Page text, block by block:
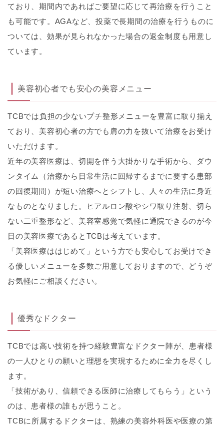
ており、期間内であればご要望に応じて再治療を行うこと
も可能です。AGAなど、投薬で長期間の治療を行うものに
ついては、効果が見られなかった場合の返金制度も用意し
ています。
美容初心者でも安心の美容メニュー
TCBでは負担の少ないプチ整形メニューを豊富に取り揃え
ており、美容初心者の方でも肩の力を抜いて治療をお受け
いただけます。
近年の美容医療は、切開を伴う大掛かりな手術から、ダウ
ンタイム（治療から日常生活に回帰するまでに要する患部
の回復期間）が短い治療へとシフトし、人々の生活に身近
なものとなりました。ヒアルロン酸やシワ取り注射、切ら
ない二重整形など、美容室感覚で気軽に通院できるのが今
日の美容医療であるとTCBは考えています。
「美容医療ははじめて」という方でも安心してお受けでき
る優しいメニューを多数ご用意しておりますので、どうぞ
お気軽にご相談ください。
優秀なドクター
TCBでは高い技術を持つ経験豊富なドクター陣が、患者様
の一人ひとりの願いと理想を実現するために全力を尽くし
ます。
「技術があり、信頼できる医師に治療してもらう」という
のは、患者様の誰もが思うこと。
TCBに所属するドクターは、熟練の美容外科医や医療の第